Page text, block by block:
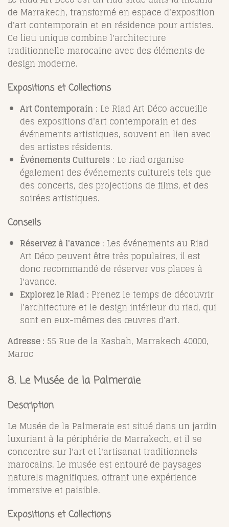
de Marrakech, transformé en espace d'exposition
d'art contemporain et en résidence pour artistes.
Ce lieu unique combine l'architecture
traditionnelle marocaine avec des éléments de
design moderne.
Expositions et Collections
Art Contemporain : Le Riad Art Déco accueille
des expositions d'art contemporain et des
événements artistiques, souvent en lien avec
des artistes résidents.
Événements Culturels : Le riad organise
également des événements culturels tels que
des concerts, des projections de films, et des
soirées artistiques.
Conseils
Réservez à l'avance : Les événements au Riad
Art Déco peuvent être très populaires, il est
donc recommandé de réserver vos places à
l'avance.
Explorez le Riad : Prenez le temps de découvrir
l'architecture et le design intérieur du riad, qui
sont en eux-mêmes des œuvres d'art.
Adresse : 55 Rue de la Kasbah, Marrakech 40000,
Maroc
8. Le Musée de la Palmeraie
Description
Le Musée de la Palmeraie est situé dans un jardin
luxuriant à la périphérie de Marrakech, et il se
concentre sur l'art et l'artisanat traditionnels
marocains. Le musée est entouré de paysages
naturels magnifiques, offrant une expérience
immersive et paisible.
Expositions et Collections